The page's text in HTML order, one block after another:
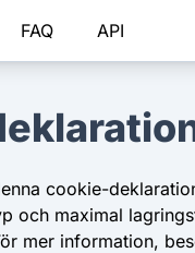
FAQ API
cookie-
maximal
mer information,